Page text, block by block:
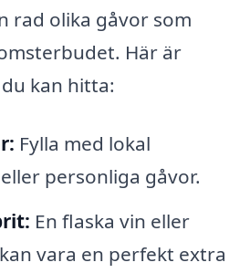
rad olika gåvor som
Här är
kan hitta:
Fylla med lokal
personliga gåvor.
En flaska vin eller
vara en perfekt extra